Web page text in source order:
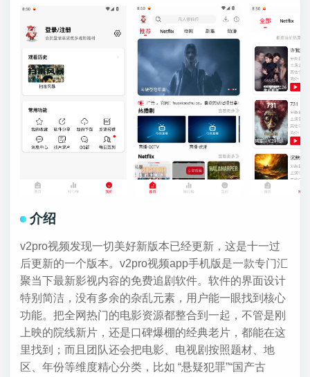
介绍
v2pro视频发现一切美好新版本已经更新，这是十一过
后更新的一个版本。v2pro视频app手机版是一款专门汇
聚当下最新影视内容的免费追剧软件。软件的界面设计
特别简洁，没有多余的杂乱元素，用户能一眼找到核心
功能。把全网热门的电影资源都整合到一起，不管是刚
上映的院线新片，还是口碑爆棚的经典老片，都能在这
里找到；而且团队还会把电影、电视剧按照题材、地
区、年份等维度精心分类，比如 “悬疑犯罪”“国产古